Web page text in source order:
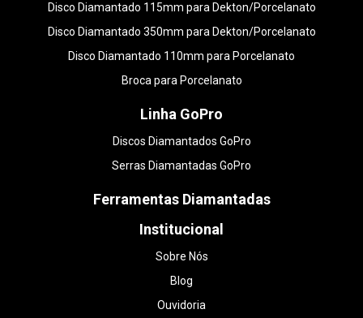
Disco Diamantado 115mm para Dekton/Porcelanato
Disco Diamantado 350mm para Dekton/Porcelanato
Disco Diamantado 110mm para Porcelanato
Broca para Porcelanato
Linha GoPro
Discos Diamantados GoPro
Serras Diamantadas GoPro
Ferramentas Diamantadas
Institucional
Sobre Nós
Blog
Ouvidoria